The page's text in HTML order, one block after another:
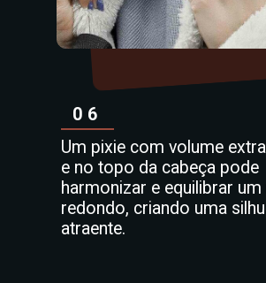
06
Um pixie com volume
e no topo da cabeça pode
harmonizar e equilibrar
redondo, criando uma
atraente.